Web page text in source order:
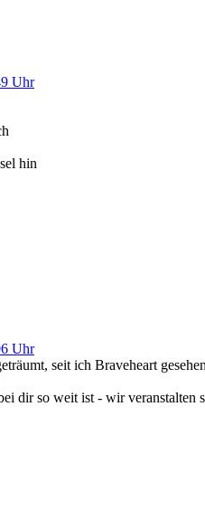
Uhr
hin
Uhr
seit ich Braveheart
dir so weit ist - wir veranstalten